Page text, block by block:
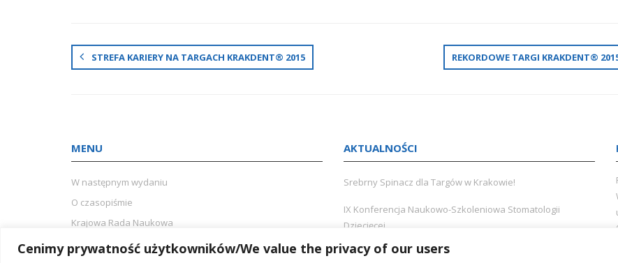
Cenimy prywatność użytkowników/We value the privacy of our users
STREFA KARIERY NA TARGACH KRAKDENT® 2015 REKORDOWE TARGI KRAKDENT®
MENU
W następnym wydaniu
O czasopiśmie
Krajowa Rada Naukowa
Międzynarodowa Rada Naukowa
AKTUALNOŚCI
Srebrny Spinacz dla Targów w Krakowie!
IX Konferencja Naukowo-Szkoleniowa Stomatologii
Dziecięcej
To tu spotyka się cała branża – podsumowanie Targów